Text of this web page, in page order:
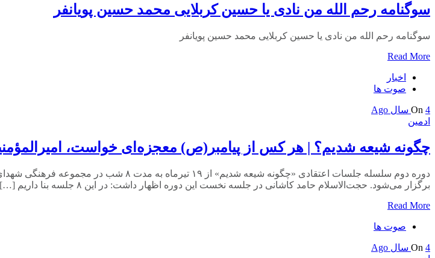
سوگنامه رحم الله من نادی یا حسین کربلایی محمد حسین پویانفر
سوگنامه رحم الله من نادی یا حسین کربلایی محمد حسین پویانفر
Read More
اخبار
صوت ها
On 4 سال Ago
ادمین
چگونه شیعه شدیم؟ | هر کس از پیامبر(ص) معجزه‌ای خواست،
دوره دوم سلسله جلسات اعتقادی «چگونه شیعه
برگزار می‌شود. حجت‌الاسلام حامد کاشانی در جلسه نخست این دوره اظهار داشت: در این ۸ جلسه بنا داریم […]
Read More
صوت ها
On 4 سال Ago